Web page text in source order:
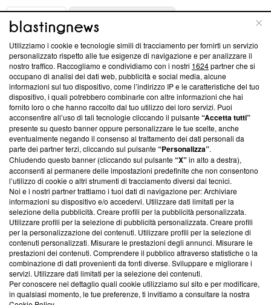
ABOUT
Questa sezione offre informazioni trasparenti su Blasting
News, sui nostri processi editoriali e su come ci impegniamo a
creare news di qualità. Inoltre, afferma la nostra aderenza a
‘Trust Project - News with Integrity’Blasting News non è
ancora membro del programma, ma ha richiesto di farne
parte; Trust Project non ha ancora effettuato una verifica di
conformità agli standard.
Su di noi
Team editoriale
Corporate
Redazione
Informativa Privacy
Cookie Policy
Blasting SA, IDI CHE-247.845.224, Via Carlo Frasca, 3 - 6900
Lugano (Svizzera) Tel:+39 0690258937
Utilizziamo i cookie e tecnologie simili di tracciamento per fornirti un servizio
personalizzato rispetto alle tue esigenze di navigazione e per analizzare il
nostro traffico. Raccogliamo e condividiamo con i nostri 1624partner che si
occupano di analisi dei dati web, pubblicità e social media, alcune
informazioni sul tuo dispositivo, come l’indirizzo IP e le caratteristiche del tuo
dispositivo, i quali potrebbero combinarle con altre informazioni che hai
fornito loro o che hanno raccolto dal tuo utilizzo dei loro servizi. Puoi
acconsentire all’uso di tali tecnologie cliccando il pulsante“Accetta tutti”
presente su questo banner oppure personalizzare le tue scelte, anche
eventualmente negando il consenso al trattamento dei dati personali da
parte dei partner terzi, cliccando sul pulsante“Personalizza”.
Chiudendo questo banner (cliccando sul pulsante“X”in alto a destra),
acconsenti al permanere delle impostazioni predefinite che non consentono
l’utilizzo di cookie o altri strumenti di tracciamento diversi dai tecnici.
Noi e i nostri partner trattiamo i tuoi dati di navigazione per: Archiviare
informazioni su dispositivo e/o accedervi. Utilizzare dati limitati per la
selezione della pubblicità. Creare profili per la pubblicità personalizzata.
Utilizzare profili per la selezione di pubblicità personalizzata. Creare profili
per la personalizzazione dei contenuti. Utilizzare profili per la selezione di
contenuti personalizzati. Misurare le prestazioni degli annunci. Misurare le
prestazioni dei contenuti. Comprendere il pubblico attraverso statistiche o la
combinazione di dati provenienti da fonti diverse. Sviluppare e migliorare i
servizi. Utilizzare dati limitati per la selezione dei contenuti.
Per conoscere nel dettaglio quali cookie utilizziamo sul sito e per modificare,
in qualsiasi momento, le tue preferenze, ti invitiamo a consultare la nostra